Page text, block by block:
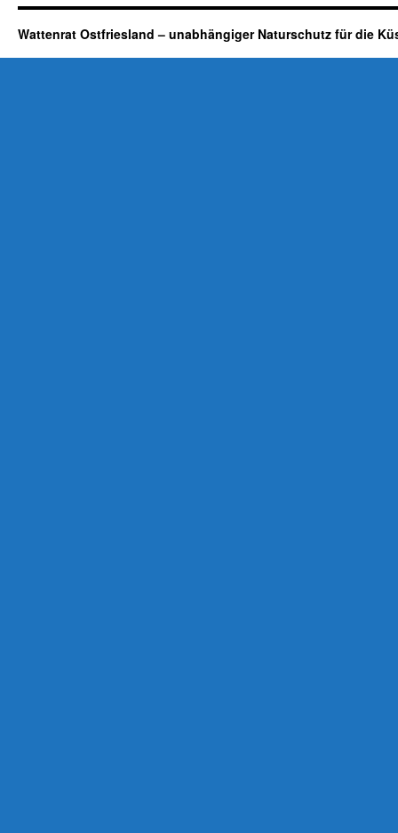
Wattenrat Ostfriesland – unabhängiger Naturschutz für die